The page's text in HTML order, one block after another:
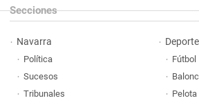
Secciones
Navarra
Política
Sucesos
Tribunales
Fútbol
Pelota